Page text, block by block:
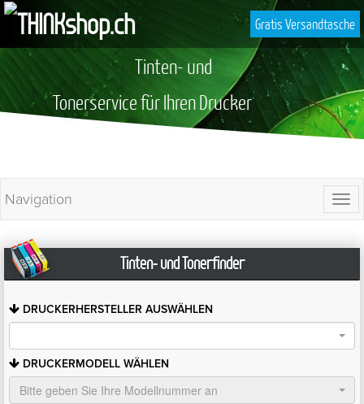
Gratis Versandtasche
Tinten- und
Tonerservice für Ihren Drucker
Navigation
Tinten- und Tonerfinder
DRUCKERHERSTELLER AUSWÄHLEN
DRUCKERMODELL WÄHLEN
Bitte geben Sie Ihre Modellnummer an